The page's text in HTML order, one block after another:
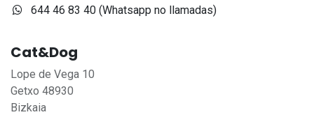
644 46 83 40 (Whatsapp no llamadas)
Cat&Dog
Lope de Vega 10
Getxo 48930
Bizkaia